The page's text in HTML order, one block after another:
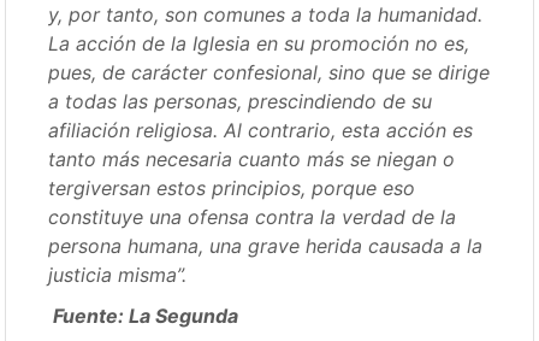
y, por tanto, son comunes a toda la humanidad.
La acción de la Iglesia en su promoción no es,
pues, de carácter confesional, sino que se dirige
a todas las personas, prescindiendo de su
afiliación religiosa. Al contrario, esta acción es
tanto más necesaria cuanto más se niegan o
tergiversan estos principios, porque eso
constituye una ofensa contra la verdad de la
persona humana, una grave herida causada a la
justicia misma”.
Fuente: La Segunda